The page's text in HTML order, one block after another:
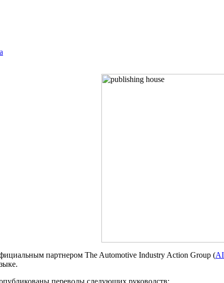
партнером The Automotive Industry Action Group (
переводы следующих руководств: